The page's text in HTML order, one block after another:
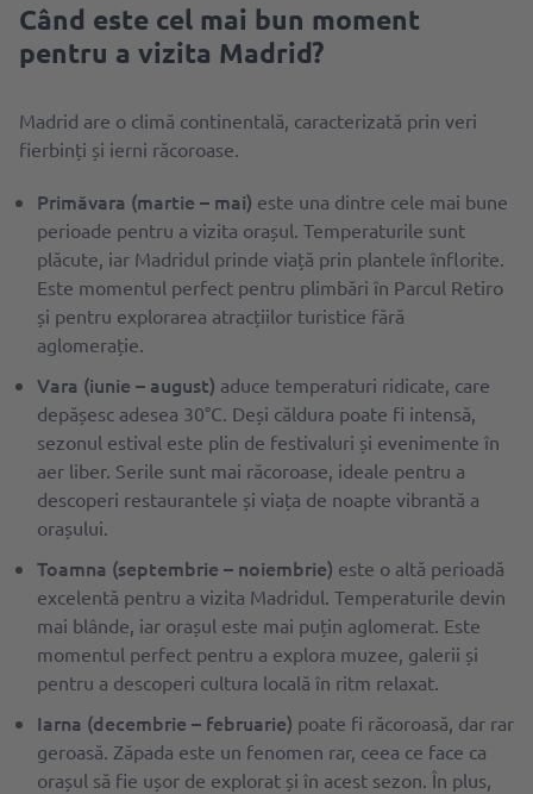
Când este cel mai bun moment
pentru a vizita Madrid?
Madrid are o climă continentală, caracterizată prin veri
fierbinți și ierni răcoroase.
Primăvara (martie – mai) este una dintre cele mai bune
perioade pentru a vizita orașul. Temperaturile sunt
plăcute, iar Madridul prinde viață prin plantele înflorite.
Este momentul perfect pentru plimbări în Parcul Retiro
și pentru explorarea atracțiilor turistice fără
aglomerație.
Vara (iunie – august) aduce temperaturi ridicate, care
depășesc adesea 30°C. Deși căldura poate fi intensă,
sezonul estival este plin de festivaluri și evenimente în
aer liber. Serile sunt mai răcoroase, ideale pentru a
descoperi restaurantele și viața de noapte vibrantă a
orașului.
Toamna (septembrie – noiembrie) este o altă perioadă
excelentă pentru a vizita Madridul. Temperaturile devin
mai blânde, iar orașul este mai puțin aglomerat. Este
momentul perfect pentru a explora muzee, galerii și
pentru a descoperi cultura locală în ritm relaxat.
Iarna (decembrie – februarie) poate fi răcoroasă, dar rar
geroasă. Zăpada este un fenomen rar, ceea ce face ca
orașul să fie ușor de explorat și în acest sezon. În plus,